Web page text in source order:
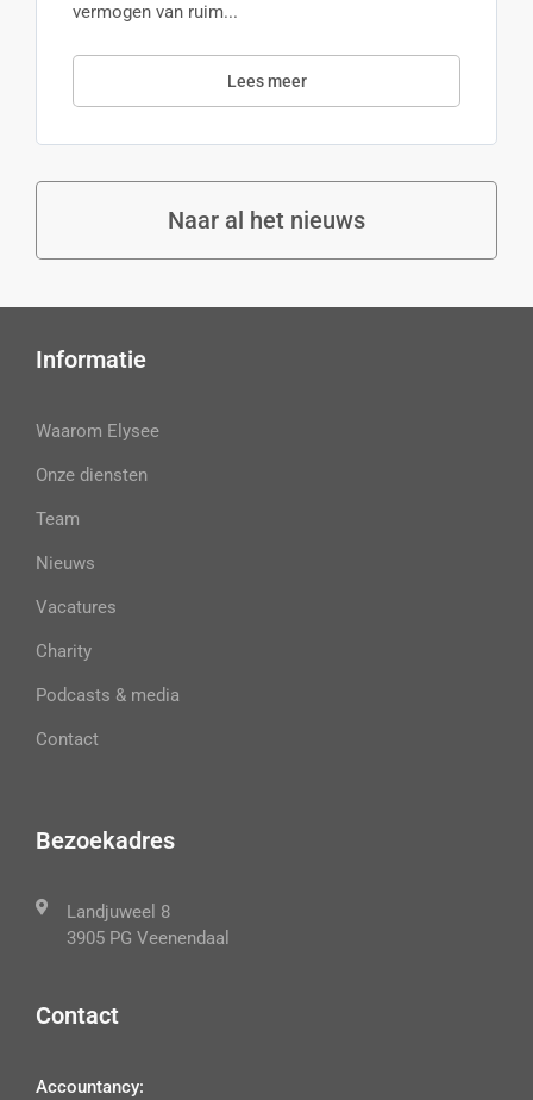
vermogen van ruim...
Lees meer
Naar al het nieuws
Informatie
Waarom Elysee
Onze diensten
Team
Nieuws
Vacatures
Charity
Podcasts & media
Contact
Bezoekadres
Landjuweel 8
3905 PG Veenendaal
Contact
Accountancy: